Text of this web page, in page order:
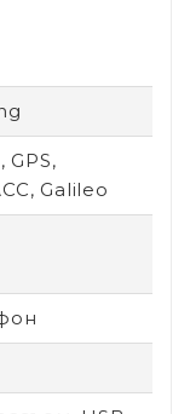
GPS,
Galileo